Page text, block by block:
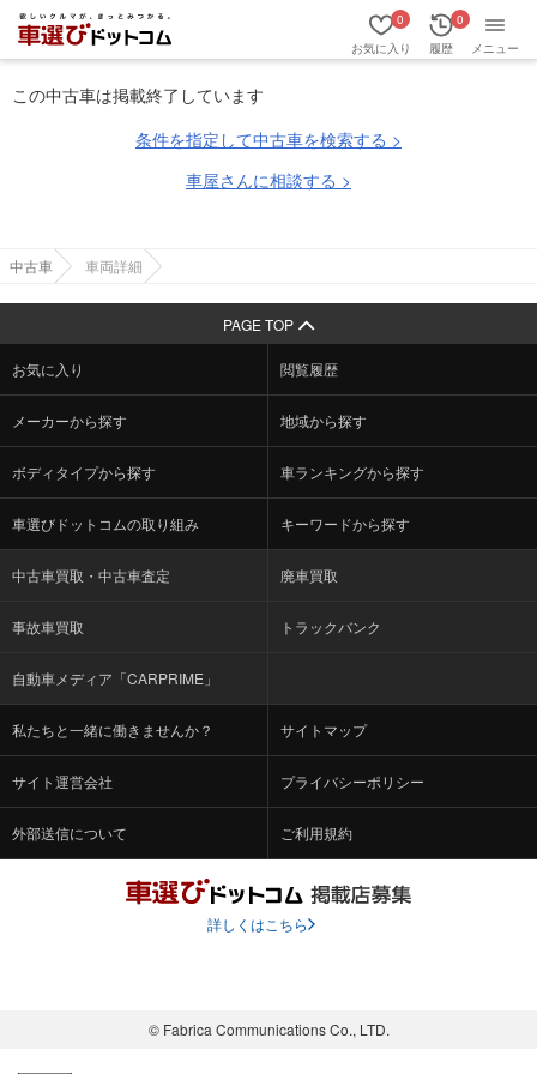
お気に入り
0
履歴
0
メニュー
この中古車は掲載終了しています
条件を指定して中古車を検索する >
車屋さんに相談する >
中古車 車両詳細
PAGE TOP
お気に入り 閲覧履歴
メーカーから探す 地域から探す
ボディタイプから探す 車ランキングから探す
車選びドットコムの取り組み キーワードから探す
中古車買取・中古車査定 廃車買取
事故車買取 トラックバンク
自動車メディア「CARPRIME」
私たちと一緒に働きませんか？ サイトマップ
サイト運営会社 プライバシーポリシー
外部送信について ご利用規約
詳しくはこちら
© Fabrica Communications Co., LTD.